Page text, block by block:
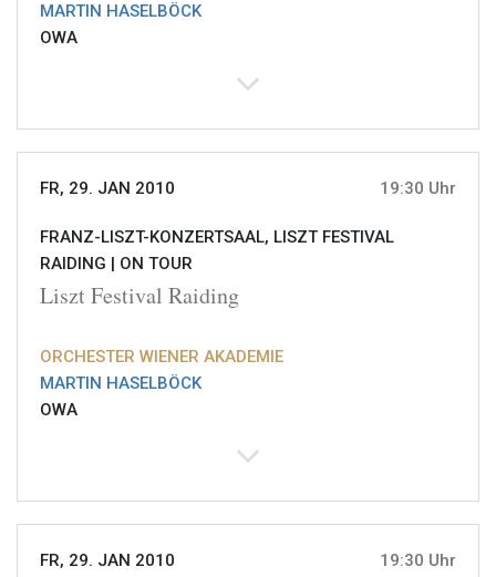
MARTIN HASELBÖCK
OWA
FR, 29. JAN 2010 19:30 Uhr
FRANZ-LISZT-KONZERTSAAL, LISZT FESTIVAL
RAIDING | ON TOUR
Liszt Festival Raiding
ORCHESTER WIENER AKADEMIE
MARTIN HASELBÖCK
OWA
FR, 29. JAN 2010 19:30 Uhr